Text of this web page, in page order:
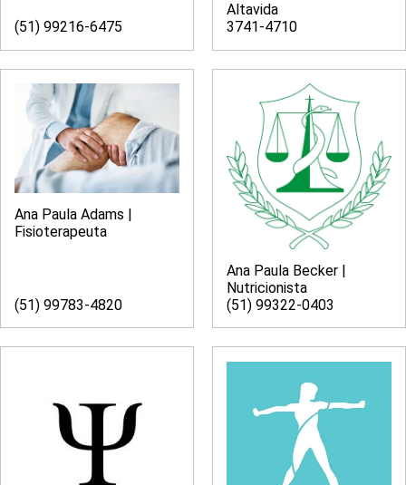
(51) 99216-6475
Altavida
3741-4710
Ana Paula Adams |
Fisioterapeuta
(51) 99783-4820
Ana Paula Becker |
Nutricionista
(51) 99322-0403